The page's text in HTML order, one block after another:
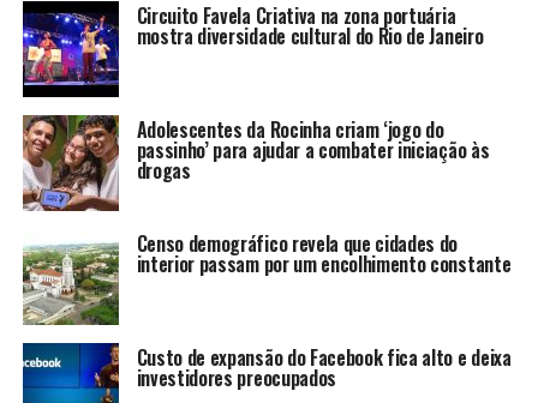
Circuito Favela Criativa na zona portuária
mostra diversidade cultural do Rio de Janeiro
Adolescentes da Rocinha criam ‘jogo do
passinho’ para ajudar a combater iniciação às
drogas
Censo demográfico revela que cidades do
interior passam por um encolhimento constante
Custo de expansão do Facebook fica alto e deixa
investidores preocupados